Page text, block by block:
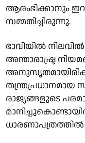
ആരംഭിക്കാനും
സമ്മതിച്ചിരുന്നു.
ഭാവിയിൽ
അന്താരാഷ്ട്ര
രാജ്യങ്ങളുടെ